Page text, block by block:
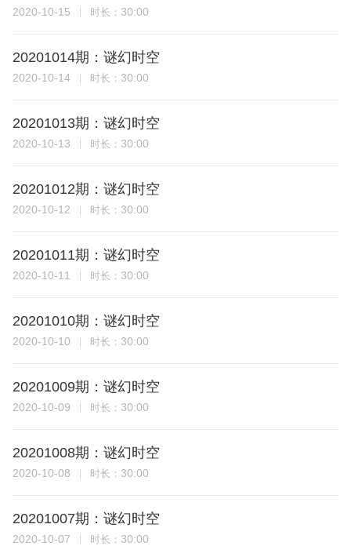
2020-10-15 时长： 30:00
20201014期：谜幻时空
2020-10-14 时长： 30:00
20201013期：谜幻时空
2020-10-13 时长： 30:00
20201012期：谜幻时空
2020-10-12 时长： 30:00
20201011期：谜幻时空
2020-10-11 时长： 30:00
20201010期：谜幻时空
2020-10-10 时长： 30:00
20201009期：谜幻时空
2020-10-09 时长： 30:00
20201008期：谜幻时空
2020-10-08 时长： 30:00
20201007期：谜幻时空
2020-10-07 时长： 30:00